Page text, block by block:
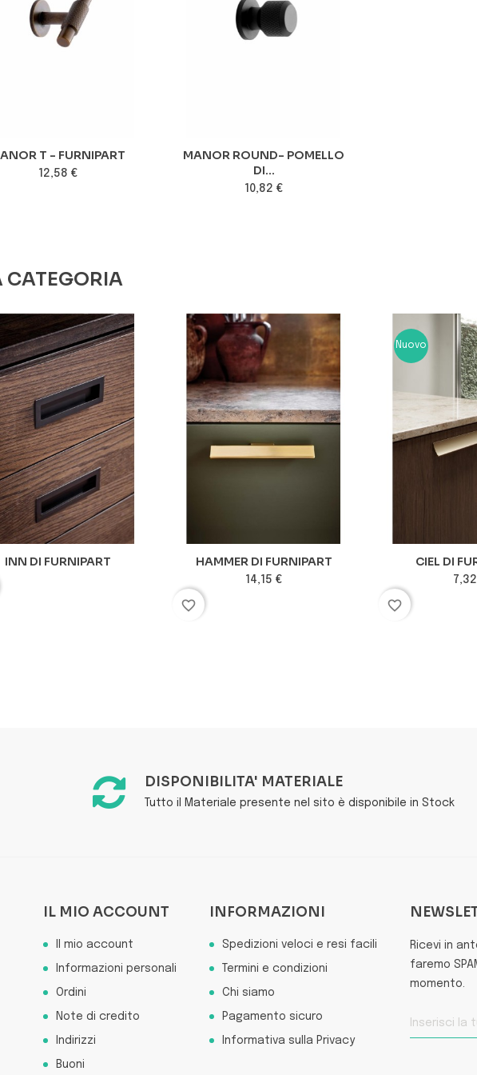
T - FURNIPART
12,58 €
MANOR ROUND- POMELLO
DI...
10,82 €
CATEGORIA
INN DI FURNIPART HAMMER DI FURNIPART
14,15 €
favorite_border
CIEL DI
Nuovo
favorite_border
DISPONIBILITA' MATERIALE
Tutto il Materiale presente nel sito è disponibile in Stock
IL MIO ACCOUNT
Il mio account
Informazioni personali
Ordini
Note di credito
Indirizzi
Buoni
INFORMAZIONI
Spedizioni veloci e resi facili
Termini e condizioni
Chi siamo
Pagamento sicuro
Informativa sulla Privacy
Ricevi in
faremo
momento.